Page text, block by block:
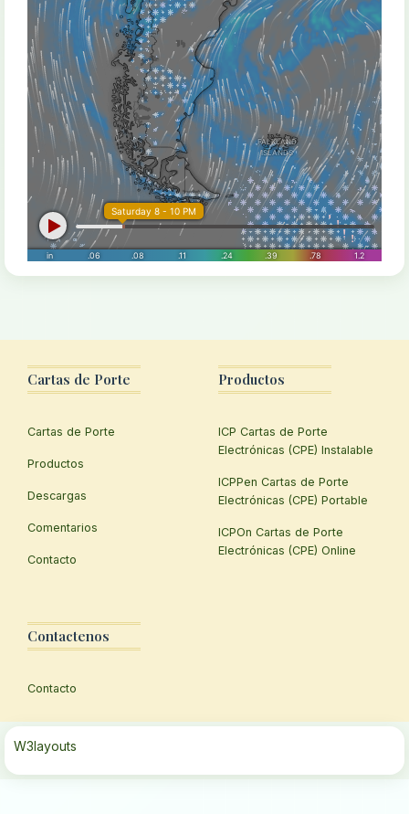
Cartas de Porte
Cartas de Porte
Productos
Descargas
Comentarios
Contacto
Productos
ICP Cartas de Porte
Electrónicas (CPE) Instalable
ICPPen Cartas de Porte
Electrónicas (CPE) Portable
ICPOn Cartas de Porte
Electrónicas (CPE) Online
Contactenos
Contacto
W3layouts